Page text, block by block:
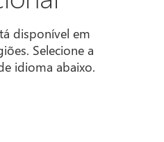
disponível em
Selecione a
idioma abaixo.